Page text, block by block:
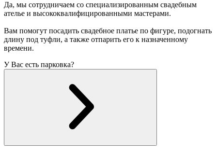
Да, мы сотрудничаем со специализированным свадебным
ателье и высококвалифицированными мастерами.
Вам помогут посадить свадебное платье по фигуре, подогнать
длину под туфли, а также отпарить его к назначенному
времени.
У Вас есть парковка?